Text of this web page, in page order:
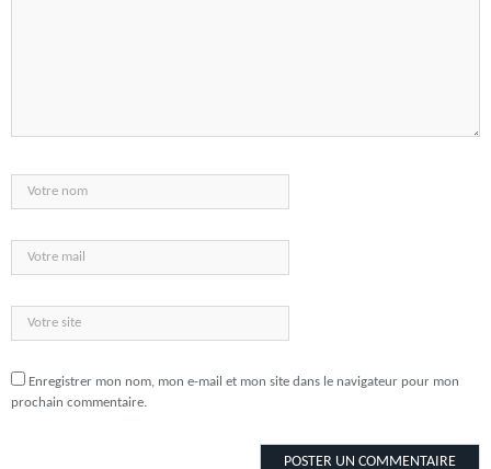
Enregistrer mon nom, mon e-mail et mon site dans le navigateur pour mon
prochain commentaire.